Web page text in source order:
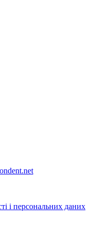
і персональних даних